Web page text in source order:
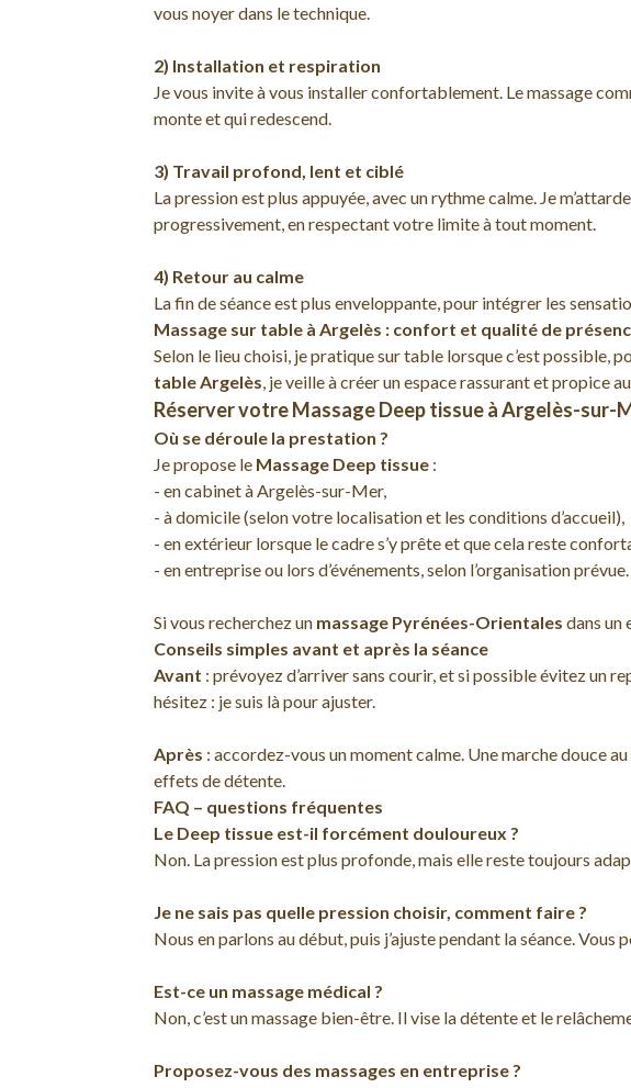
vous noyer dans le technique.
2) Installation et respiration
Je vous invite à vous installer confortablement. Le massage
monte et qui redescend.
3) Travail profond, lent et ciblé
La pression est plus appuyée, avec un rythme calme. Je
progressivement, en respectant votre limite à tout moment.
4) Retour au calme
La fin de séance est plus enveloppante, pour intégrer les
Massage sur table à Argelès : confort et qualité de
Selon le lieu choisi, je pratique sur table lorsque c’est possible,
table Argelès , je veille à créer un espace rassurant et propice
Réserver votre Massage Deep tissue à Argelès-sur-
Où se déroule la prestation ?
Je propose le Massage Deep tissue :
- en cabinet à Argelès-sur-Mer,
- à domicile (selon votre localisation et les conditions d’accueil),
- en extérieur lorsque le cadre s’y prête et que cela reste
- en entreprise ou lors d’événements, selon l’organisation prévue.
Si vous recherchez un massage Pyrénées-Orientales dans un
Conseils simples avant et après la séance
Avant : prévoyez d’arriver sans courir, et si possible évitez un
hésitez : je suis là pour ajuster.
Après : accordez-vous un moment calme. Une marche douce
effets de détente.
FAQ – questions fréquentes
Le Deep tissue est-il forcément douloureux ?
Non. La pression est plus profonde, mais elle reste toujours
Je ne sais pas quelle pression choisir, comment faire ?
Nous en parlons au début, puis j’ajuste pendant la séance.
Est-ce un massage médical ?
Non, c’est un massage bien-être. Il vise la détente et le
Proposez-vous des massages en entreprise ?